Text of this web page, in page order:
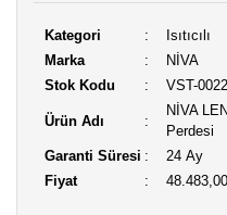
Kategori
Isıtıcılı
Marka
NİVA
Stok Kodu
VST-
Ürün Adı
NİVA
Perdesi
Garanti Süresi
24 Ay
Fiyat